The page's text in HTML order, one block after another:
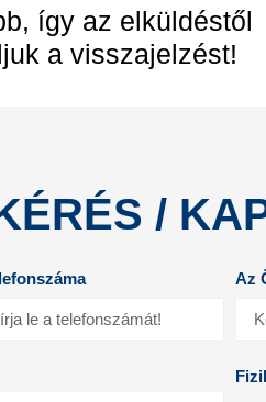
így az elküldéstől
a visszajelzést!
/
Az